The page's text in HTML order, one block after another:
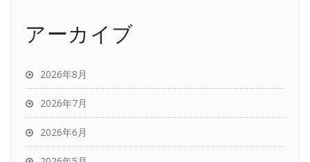
アーカイブ
2026年8月
2026年7月
2026年6月